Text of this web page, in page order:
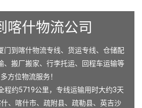
喀什物流公司
门到喀什物流专线、货运专线、仓储配
、搬厂搬家、行李托运、回程车运输等
多方位物流服务！
程约5719公里，专线运输用时大约3天
什、 喀什市、 疏附县、 疏勒县、 英吉沙